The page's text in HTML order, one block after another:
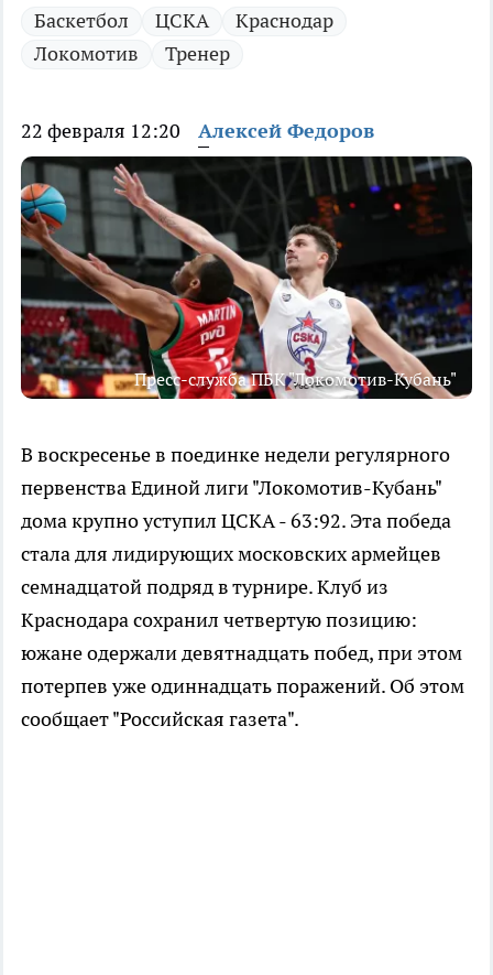
Баскетбол ЦСКА
Краснодар
Локомотив
Тренер
22 февраля 12:20 Алексей Федоров
Пресс-служба ПБК "Локомотив-Кубань"
В воскресенье в поединке недели регулярного
первенства Единой лиги "Локомотив-Кубань"
дома крупно уступил ЦСКА - 63:92. Эта победа
стала для лидирующих московских армейцев
семнадцатой подряд в турнире. Клуб из
Краснодара сохранил четвертую позицию:
южане одержали девятнадцать побед, при этом
потерпев уже одиннадцать поражений. Об этом
сообщает "Российская газета".